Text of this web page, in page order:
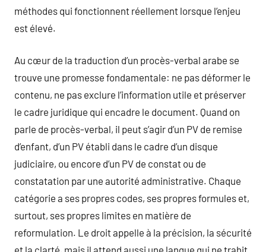
méthodes qui fonctionnent réellement lorsque l’enjeu
est élevé.
Au cœur de la traduction d’un procès-verbal arabe se
trouve une promesse fondamentale: ne pas déformer le
contenu, ne pas exclure l’information utile et préserver
le cadre juridique qui encadre le document. Quand on
parle de procès-verbal, il peut s’agir d’un PV de remise
d’enfant, d’un PV établi dans le cadre d’un disque
judiciaire, ou encore d’un PV de constat ou de
constatation par une autorité administrative. Chaque
catégorie a ses propres codes, ses propres formules et,
surtout, ses propres limites en matière de
reformulation. Le droit appelle à la précision, la sécurité
et la clarté, mais il attend aussi une langue qui ne trahit